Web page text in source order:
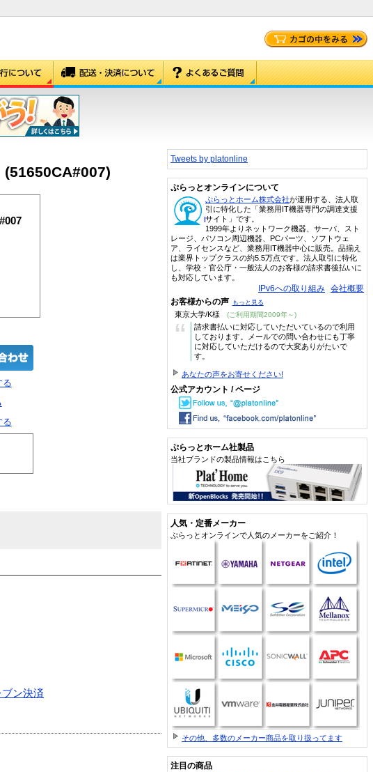
る
る
ン決済
Tweets by platonline
ぷらっとオンラインについて
ぷらっとホーム株式会社が運用する、法人取
引に特化した「業務用IT機器専門の調達支援
サイト」です。
1999年よりネットワーク機器、サーバ、スト
レージ、パソコン周辺機器、PCパーツ、ソフトウェ
ア、ライセンスなど、業務用IT機器中心に販売。品揃え
は業界トップクラスの約5.5万点です。法人取引に特化
し、学校・官公庁・一般法人のお客様の請求書後払いに
も対応しています。
IPv6への取り組み 会社概要
お客様からの声 もっと見る
東京大学/K様 (ご利用期間2009年～)
“
請求書払いに対応していただいているので利用
しております。メールでの問い合わせにも丁寧
に対応していただけるので大変ありがたいで
す。
あなたの声をお寄せください!
公式アカウント / ページ
ぷらっとホーム社製品
当社ブランドの製品情報はこちら
人気・定番メーカー
ぷらっとオンラインで人気のメーカーをご紹介！
その他、多数のメーカー商品を取り扱ってます
注目の商品